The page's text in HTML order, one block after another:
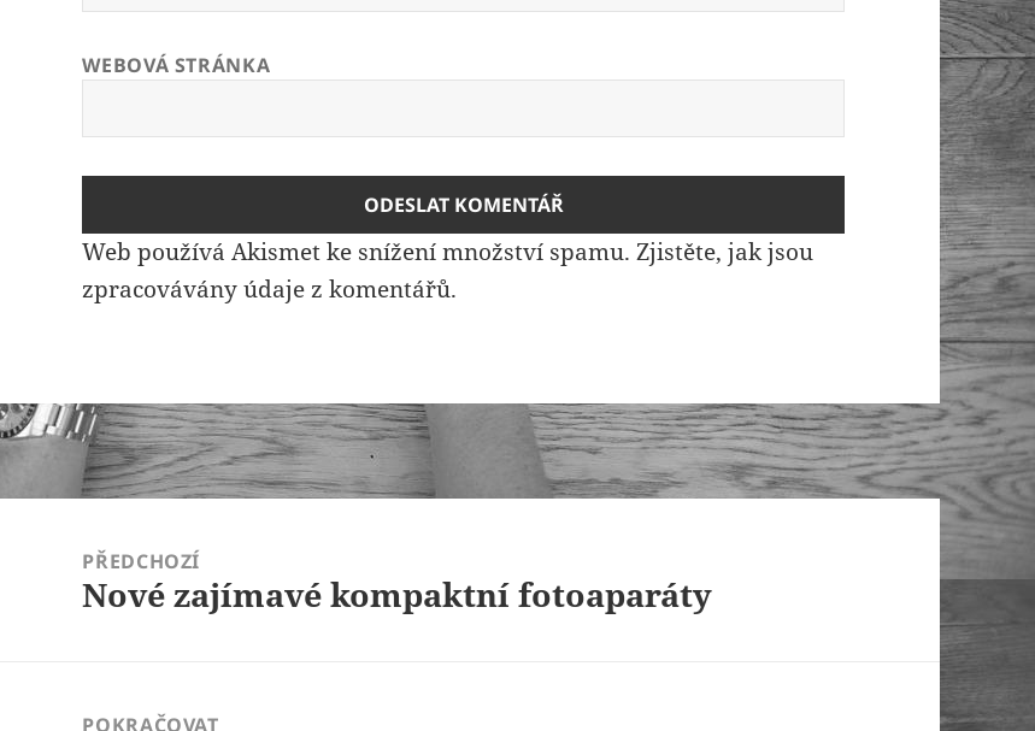
WEBOVÁ STRÁNKA
Web používá Akismet ke snížení množství spamu.Zjistěte, jak jsou
zpracovávány údaje z komentářů.
příspěvek
PŘEDCHOZÍ
Předchozí
Nové zajímavé kompaktní fotoaparáty
POKRAČOVAT